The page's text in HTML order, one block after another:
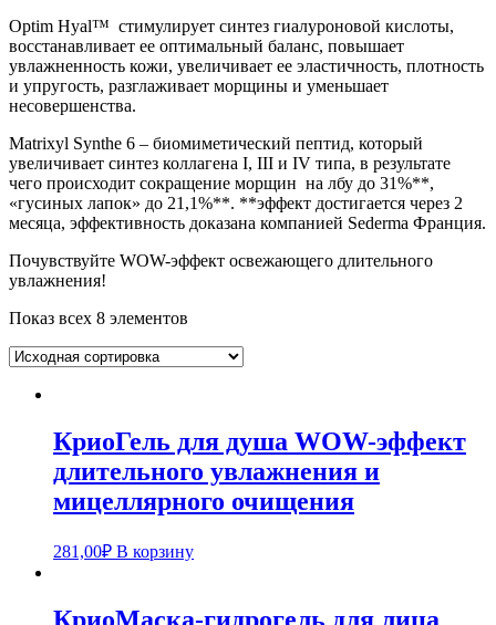
Optim Hyal™ стимулирует синтез гиалуроновой кислоты,
восстанавливает ее оптимальный баланс, повышает
увлажненность кожи, увеличивает ее эластичность, плотность
и упругость, разглаживает морщины и уменьшает
несовершенства.
Matrixyl Synthe 6 – биомиметический пептид, который
увеличивает синтез коллагена I, III и IV типа, в результате
чего происходит сокращение морщин на лбу до 31%**,
«гусиных лапок» до 21,1%**. **эффект достигается через 2
месяца, эффективность доказана компанией Sederma Франция.
Почувствуйте WOW-эффект освежающего длительного
увлажнения!
Показ всех 8 элементов
КриоГель для душа WOW-эффект
длительного увлажнения и
мицеллярного очищения
281,00₽ В корзину